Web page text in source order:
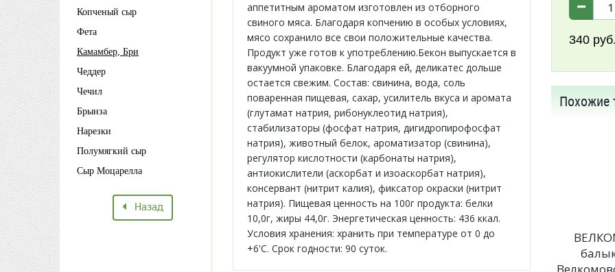
Копченый сыр
Фета
Камамбер, Бри
Чеддер
Чечил
Брынза
Нарезки
Полумягкий сыр
Сыр Моцарелла
Назад
аппетитным ароматом изготовлен из отборного
свиного мяса. Благодаря копчению в особых условиях,
мясо сохранило все свои положительные качества.
Продукт уже готов к употреблению.Бекон выпускается в
вакуумной упаковке. Благодаря ей, деликатес дольше
остается свежим. Состав: свинина, вода, соль
поваренная пищевая, сахар, усилитель вкуса и аромата
(глутамат натрия, рибонуклеотид натрия),
стабилизаторы (фосфат натрия, дигидропирофосфат
натрия), животный белок, ароматизатор (свинина),
регулятор кислотности (карбонаты натрия),
антиокислители (аскорбат и изоаскорбат натрия),
консервант (нитрит калия), фиксатор окраски (нитрит
натрия). Пищевая ценность на 100г продукта: белки
10,0г, жиры 44,0г. Энергетическая ценность: 436 ккал.
Условия хранения: хранить при температуре от 0 до
+6'С. Срок годности: 90 суток.
340 руб.
Похожие